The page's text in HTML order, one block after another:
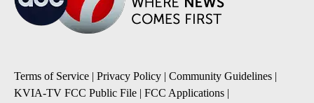
Terms of Service | Privacy Policy | Community Guidelines |
KVIA-TV FCC Public File | FCC Applications |